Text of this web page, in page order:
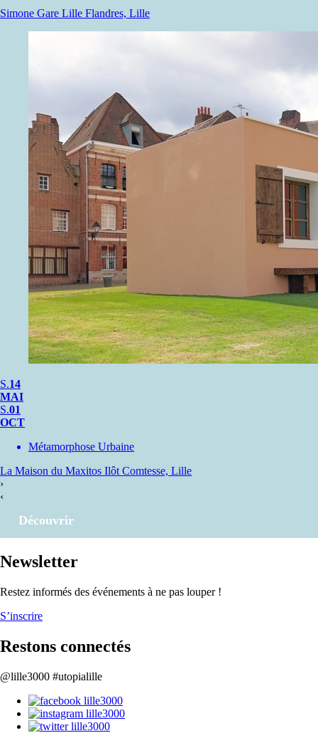
Simone Gare Lille Flandres, Lille
S.14
MAI
S.01
OCT
Métamorphose Urbaine
La Maison du Maxitos Ilôt Comtesse, Lille
›
‹
Découvrir
Newsletter
Restez informés des événements à ne pas louper !
S’inscrire
Restons connectés
@lille3000 #utopialille